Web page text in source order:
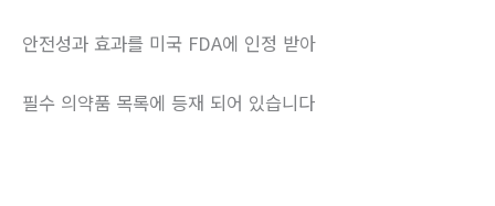
안전성과 효과를 미국 FDA에 인정 받아
필수 의약품 목록에 등재 되어 있습니다